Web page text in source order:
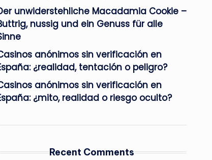
unwiderstehliche Macadamia Cookie –
nussig und ein Genuss für alle
anónimos sin verificación en
¿realidad, tentación o peligro?
anónimos sin verificación en
¿mito, realidad o riesgo oculto?
Recent Comments